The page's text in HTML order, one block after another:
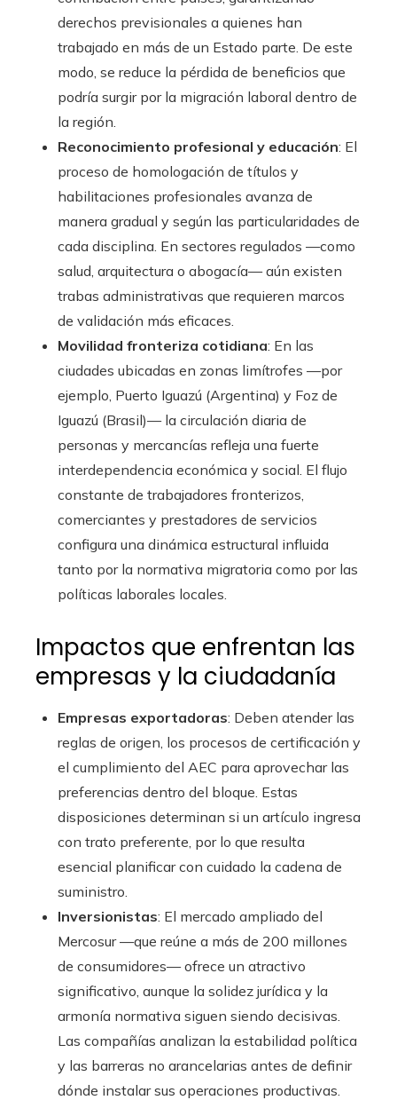
derechos previsionales a quienes han
trabajado en más de un Estado parte. De este
modo, se reduce la pérdida de beneficios que
podría surgir por la migración laboral dentro de
la región.
Reconocimiento profesional y educación: El
proceso de homologación de títulos y
habilitaciones profesionales avanza de
manera gradual y según las particularidades de
cada disciplina. En sectores regulados —como
salud, arquitectura o abogacía— aún existen
trabas administrativas que requieren marcos
de validación más eficaces.
Movilidad fronteriza cotidiana: En las
ciudades ubicadas en zonas limítrofes —por
ejemplo, Puerto Iguazú (Argentina) y Foz de
Iguazú (Brasil)— la circulación diaria de
personas y mercancías refleja una fuerte
interdependencia económica y social. El flujo
constante de trabajadores fronterizos,
comerciantes y prestadores de servicios
configura una dinámica estructural influida
tanto por la normativa migratoria como por las
políticas laborales locales.
Impactos que enfrentan las
empresas y la ciudadanía
Empresas exportadoras: Deben atender las
reglas de origen, los procesos de certificación y
el cumplimiento del AEC para aprovechar las
preferencias dentro del bloque. Estas
disposiciones determinan si un artículo ingresa
con trato preferente, por lo que resulta
esencial planificar con cuidado la cadena de
suministro.
Inversionistas: El mercado ampliado del
Mercosur —que reúne a más de 200 millones
de consumidores— ofrece un atractivo
significativo, aunque la solidez jurídica y la
armonía normativa siguen siendo decisivas.
Las compañías analizan la estabilidad política
y las barreras no arancelarias antes de definir
dónde instalar sus operaciones productivas.